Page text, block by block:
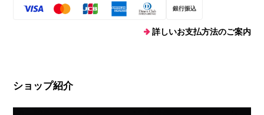
銀行振込
詳しいお支払方法のご案内
ショップ紹介